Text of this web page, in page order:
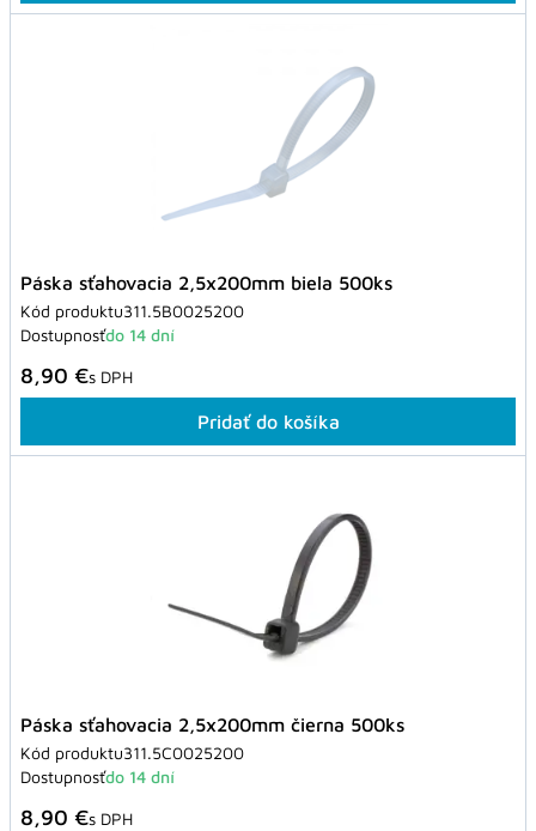
Páska sťahovacia 2,5x200mm biela 500ks
Kód produktu311.5B0025200
Dostupnosťdo 14 dní
8,90 €s DPH
Pridať do košíka
Páska sťahovacia 2,5x200mm čierna 500ks
Kód produktu311.5C0025200
Dostupnosťdo 14 dní
8,90 €s DPH